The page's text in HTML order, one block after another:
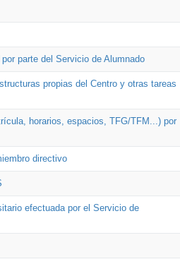
parte del Servicio de Alumnado
propias del Centro y otras tareas
horarios, espacios, TFG/TFM...) por
directivo
efectuada por el Servicio de